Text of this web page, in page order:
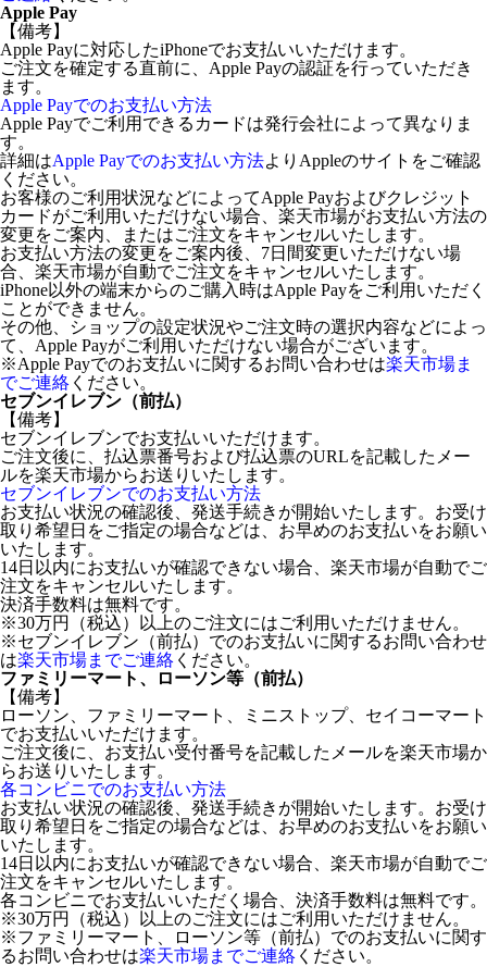
Apple Pay
【備考】
Apple Payに対応したiPhoneでお支払いいただけます。
ご注文を確定する直前に、Apple Payの認証を行っていただき
ます。
Apple Payでのお支払い方法
Apple Payでご利用できるカードは発行会社によって異なりま
す。
詳細はApple Payでのお支払い方法よりAppleのサイトをご確認
ください。
お客様のご利用状況などによってApple Payおよびクレジット
カードがご利用いただけない場合、楽天市場がお支払い方法の
変更をご案内、またはご注文をキャンセルいたします。
お支払い方法の変更をご案内後、7日間変更いただけない場
合、楽天市場が自動でご注文をキャンセルいたします。
iPhone以外の端末からのご購入時はApple Payをご利用いただく
ことができません。
その他、ショップの設定状況やご注文時の選択内容などによっ
て、Apple Payがご利用いただけない場合がございます。
※Apple Payでのお支払いに関するお問い合わせは楽天市場ま
でご連絡 ください。
セブンイレブン（前払）
【備考】
セブンイレブンでお支払いいただけます。
ご注文後に、払込票番号および払込票のURLを記載したメー
ルを楽天市場からお送りいたします。
セブンイレブンでのお支払い方法
お支払い状況の確認後、発送手続きが開始いたします。お受け
取り希望日をご指定の場合などは、お早めのお支払いをお願い
いたします。
14日以内にお支払いが確認できない場合、楽天市場が自動でご
注文をキャンセルいたします。
決済手数料は無料です。
※30万円（税込）以上のご注文にはご利用いただけません。
※セブンイレブン（前払）でのお支払いに関するお問い合わせ
は楽天市場までご連絡 ください。
ファミリーマート、ローソン等（前払）
【備考】
ローソン、ファミリーマート、ミニストップ、セイコーマート
でお支払いいただけます。
ご注文後に、お支払い受付番号を記載したメールを楽天市場か
らお送りいたします。
各コンビニでのお支払い方法
お支払い状況の確認後、発送手続きが開始いたします。お受け
取り希望日をご指定の場合などは、お早めのお支払いをお願い
いたします。
14日以内にお支払いが確認できない場合、楽天市場が自動でご
注文をキャンセルいたします。
各コンビニでお支払いいただく場合、決済手数料は無料です。
※30万円（税込）以上のご注文にはご利用いただけません。
※ファミリーマート、ローソン等（前払）でのお支払いに関す
るお問い合わせは楽天市場までご連絡 ください。